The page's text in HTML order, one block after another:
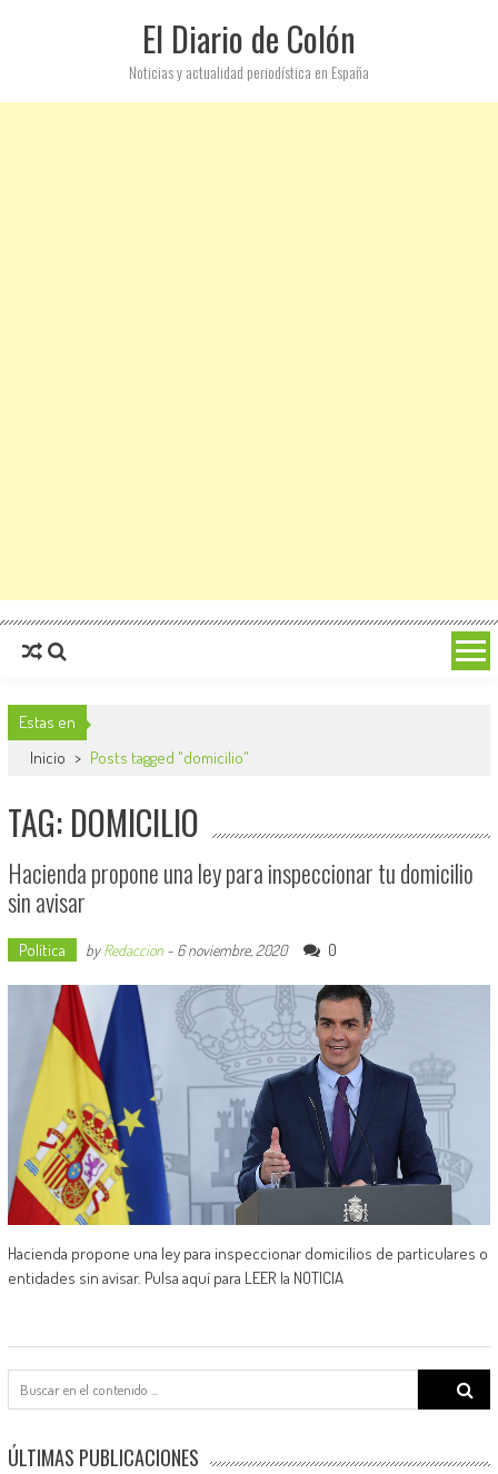
El Diario de Colón
Noticias y actualidad periodística en España
Estas en
Inicio > Posts tagged "domicilio"
TAG: DOMICILIO
Hacienda propone una ley para inspeccionar tu domicilio
sin avisar
Política byRedaccion- 6 noviembre, 2020 0
Hacienda propone una ley para inspeccionar domicilios de particulares o
entidades sin avisar. Pulsa aquí para LEER la NOTICIA
Search
for:
ÚLTIMAS PUBLICACIONES